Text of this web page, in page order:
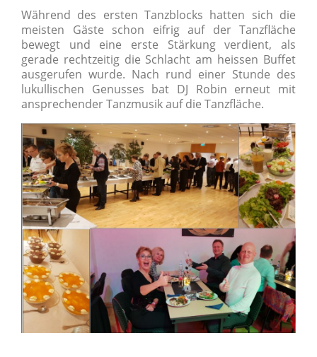
Während des ersten Tanzblocks hatten sich die
meisten Gäste schon eifrig auf der Tanzfläche
bewegt und eine erste Stärkung verdient, als
gerade rechtzeitig die Schlacht am heissen Buffet
ausgerufen wurde. Nach rund einer Stunde des
lukullischen Genusses bat DJ Robin erneut mit
ansprechender Tanzmusik auf die Tanzfläche.